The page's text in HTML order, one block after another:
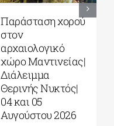
Παράσταση χορού
στον
αρχαιολογικό
χώρο Μαντινείας|
Διάλειμμα
Θερινής Νυκτός|
04 και 05
Αυγούστου 2026